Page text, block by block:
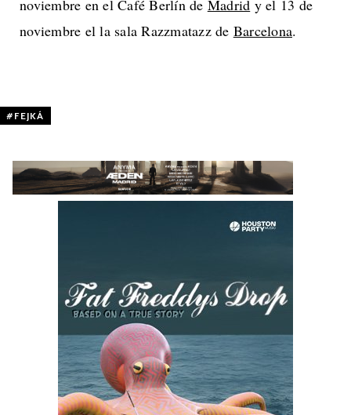
noviembre en el Café Berlín de Madrid y el 13 de
noviembre el la sala Razzmatazz de Barcelona.
FEJKÁ